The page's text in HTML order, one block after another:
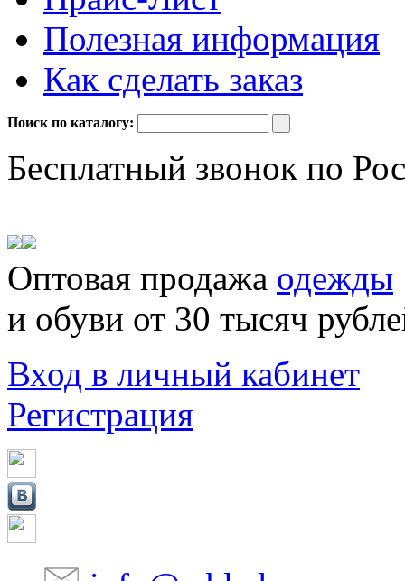
Полезная информация
Как сделать заказ
Поиск по каталогу:
Бесплатный звонок по
Оптовая продажа одежды
и обуви от 30 тысяч
Вход в личный кабинет
Регистрация